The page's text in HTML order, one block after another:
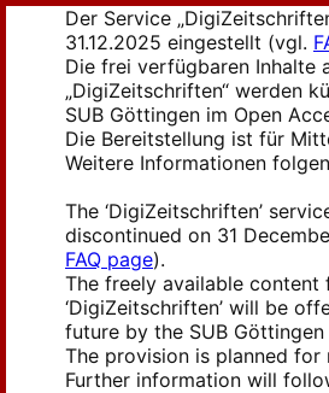
Der Service
31.12.2025 eingestellt (vgl.
Die frei verfügbaren Inhalte
„DigiZeitschriften“ werden
SUB Göttingen im Open
Die Bereitstellung ist für
Weitere Informationen
The ‘DigiZeitschriften’
discontinued on 31
FAQ page).
The freely available content
‘DigiZeitschriften’ will be
future by the SUB
The provision is planned for
Further information will